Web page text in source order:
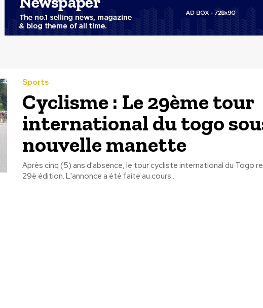
Sports
Cyclisme : Le 29ème tour
international du togo
nouvelle manette
Après cinq (5) ans d'absence, le tour cycliste international du Togo
29è édition. L'annonce a été faite au cours...